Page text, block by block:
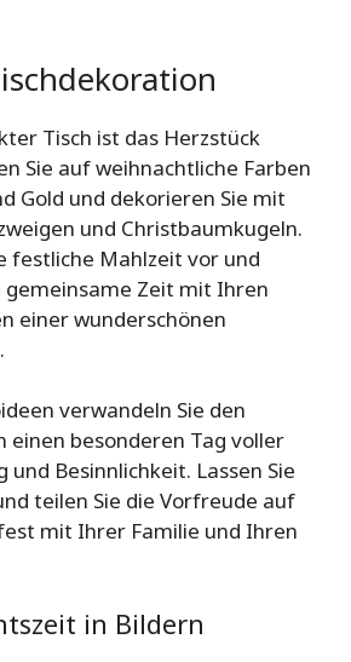
Tisch ist das Herzstück
Sie auf weihnachtliche Farben
Gold und dekorieren Sie mit
und Christbaumkugeln.
festliche Mahlzeit vor und
gemeinsame Zeit mit Ihren
einer wunderschönen
verwandeln Sie den
einen besonderen Tag voller
Besinnlichkeit. Lassen Sie
teilen Sie die Vorfreude auf
mit Ihrer Familie und Ihren
in Bildern